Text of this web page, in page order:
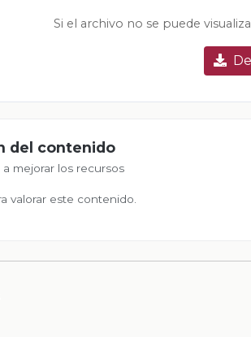
Si el archivo no se puede
del contenido
mejorar los recursos
valorar este contenido.